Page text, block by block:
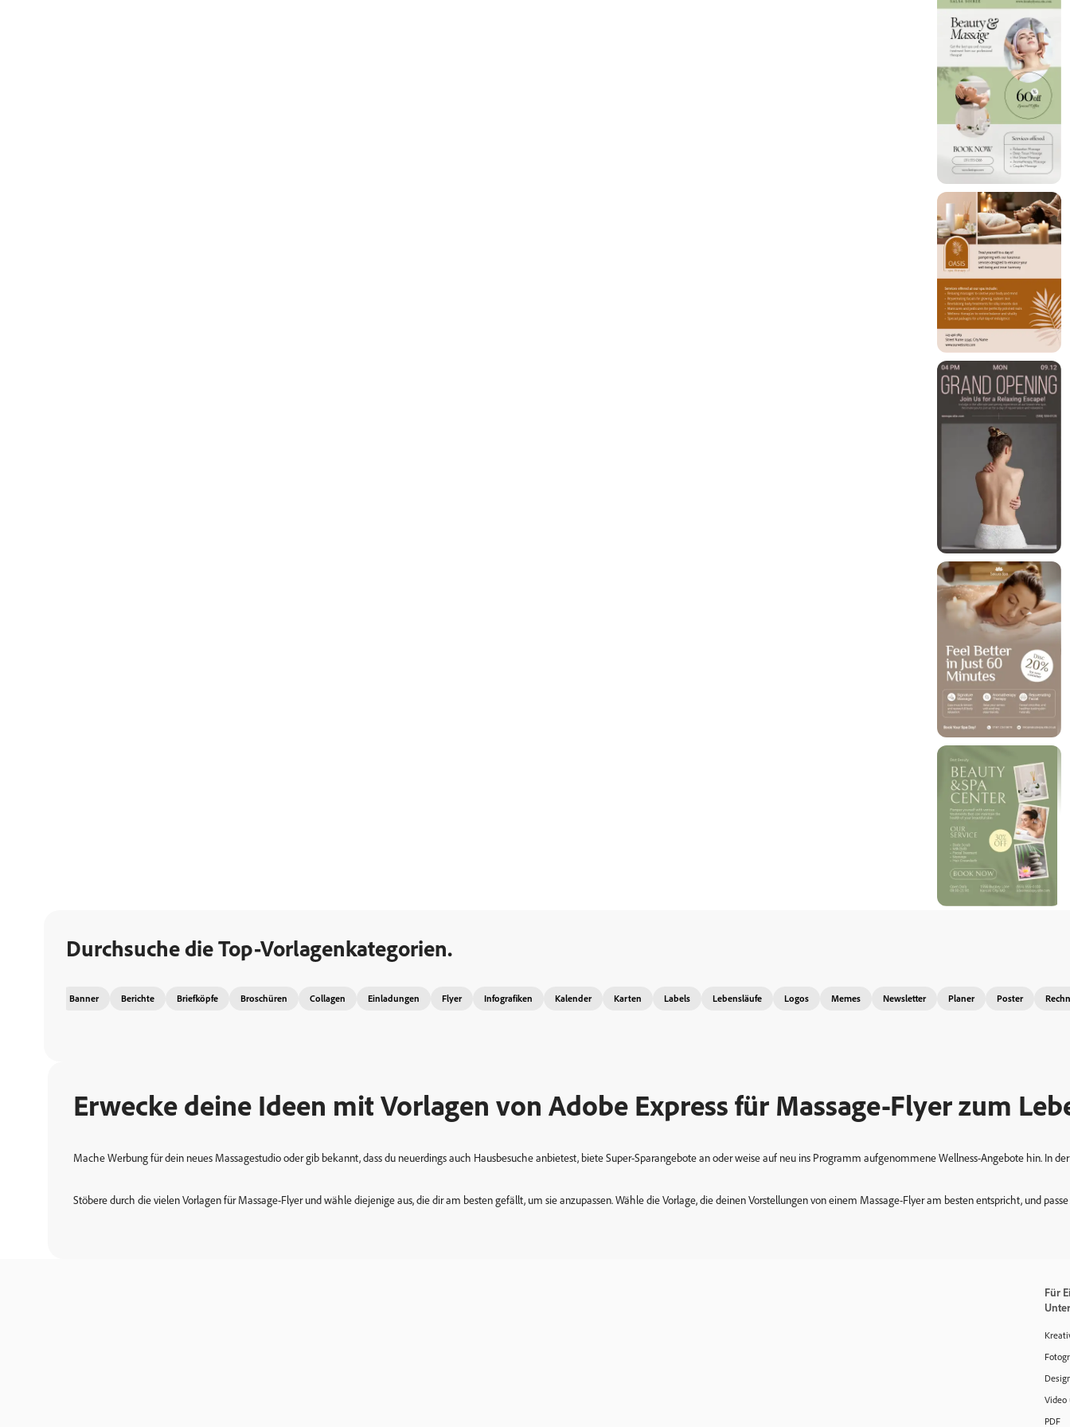
Durchsuche die Top-Vorlagenkategorien.
Banner Berichte Briefköpfe Broschüren Collagen Einladungen Flyer Infografiken Kalender Karten Labels Lebensläufe Logos Memes Newsletter Planer Poster
Erwecke deine Ideen mit Vorlagen von Adobe Express für Massage-Flyer zum
Mache Werbung für dein neues Massagestudio oder gib bekannt, dass du neuerdings auch Hausbesuche anbietest, biete Super-Sparangebote an oder weise auf neu ins Programm aufgenommene Wellness-Angebote hin.
Stöbere durch die vielen Vorlagen für Massage-Flyer und wähle diejenige aus, die dir am besten gefällt, um sie anzupassen. Wähle die Vorlage, die deinen Vorstellungen von einem Massage-Flyer am besten entspricht, und
Für
Video
PDF